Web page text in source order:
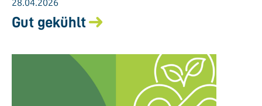
28.04.2026
Gut gekühlt